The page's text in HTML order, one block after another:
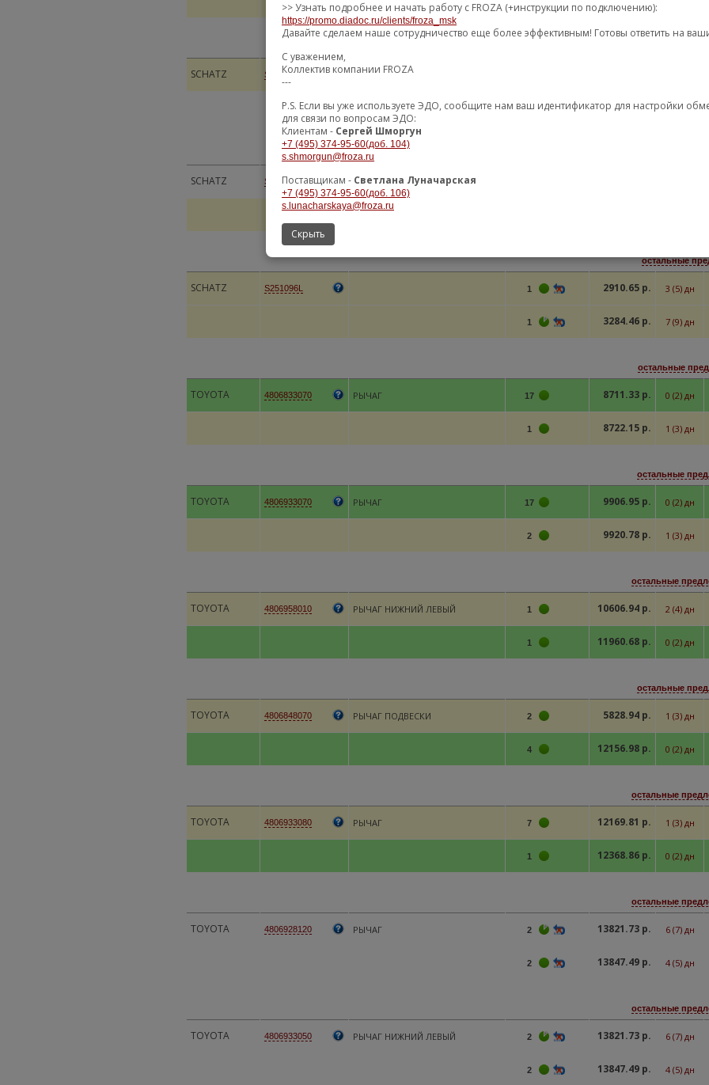
SCHATZ S26998
1 1369.23 р. 4 (5) дн
SCHATZ S251096R
остальные
SCHATZ S251096L 1 2910.65 р. 3 (5) дн
1 3284.46 р. 7 (9) дн
остальные
TOYOTA 4806833070 РЫЧАГ 17 8711.33 р. 0 (2) дн
1 8722.15 р. 1 (3) дн
остальные
TOYOTA 4806933070 РЫЧАГ 17 9906.95 р. 0 (2) дн
2 9920.78 р. 1 (3) дн
остальные
TOYOTA 4806958010 РЫЧАГ НИЖНИЙ ЛЕВЫЙ 1 10606.94 р. 2 (4) дн
1 11960.68 р. 0 (2) дн
остальные
TOYOTA 4806848070 РЫЧАГ ПОДВЕСКИ 2 5828.94 р. 1 (3) дн
4 12156.98 р. 0 (2) дн
остальные
TOYOTA 4806933080 РЫЧАГ 7 12169.81 р. 1 (3) дн
1 12368.86 р. 0 (2) дн
остальные
TOYOTA 4806928120 РЫЧАГ 2 13821.73 р. 6 (7) дн
2 13847.49 р. 4 (5) дн
остальные
TOYOTA 4806933050 РЫЧАГ НИЖНИЙ ЛЕВЫЙ 2 13821.73 р. 6 (7) дн
2 13847.49 р. 4 (5) дн
>> Узнать подробнее и начать работу с FROZA (+инструкции по подключению):
https://promo.diadoc.ru/clients/froza_msk
Давайте сделаем наше сотрудничество еще более эффективным! Готовы ответить на
С уважением,
Коллектив компании FROZA
---
P.S. Если вы уже используете ЭДО, сообщите нам ваш идентификатор для настройки
для связи по вопросам ЭДО:
Клиентам - Сергей Шморгун
+7 (495) 374-95-60(доб. 104)
s.shmorgun@froza.ru
Поставщикам - Светлана Луначарская
+7 (495) 374-95-60(доб. 106)
s.lunacharskaya@froza.ru
Скрыть